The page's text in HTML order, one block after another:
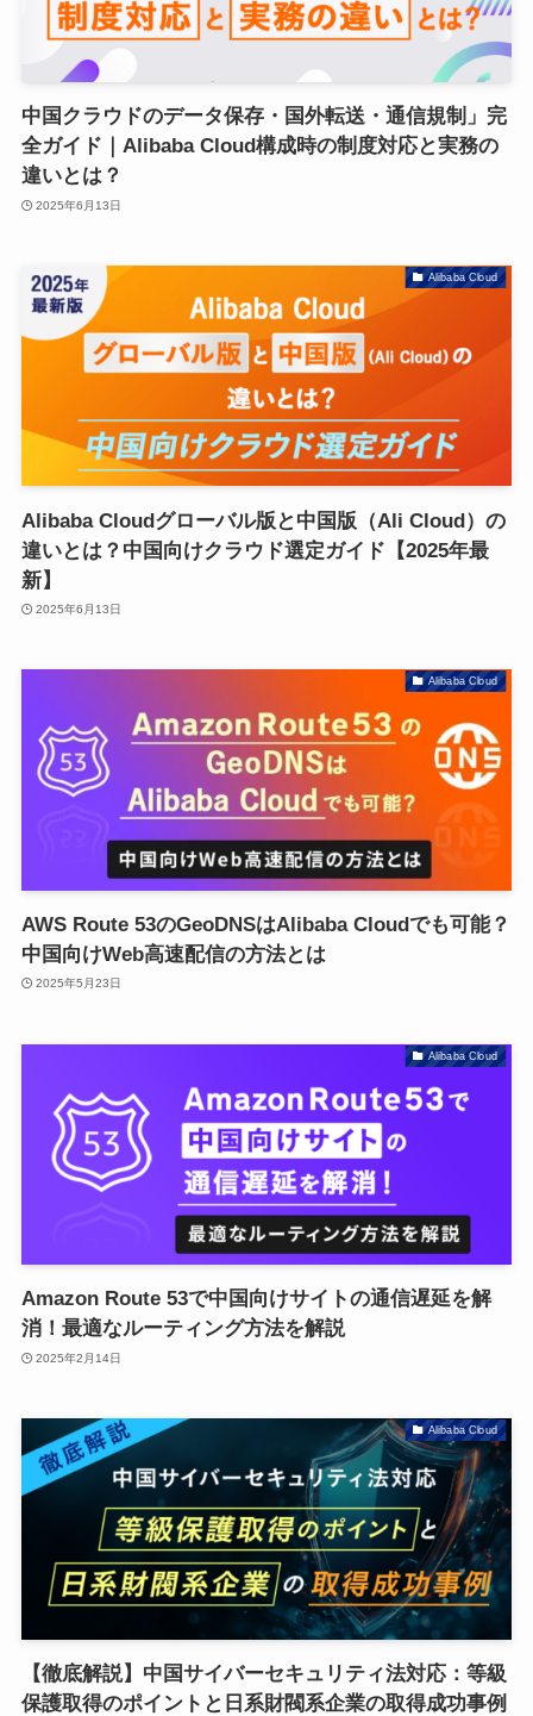
中国クラウドのデータ保存・国外転送・通信規制」完
全ガイド｜Alibaba Cloud構成時の制度対応と実務の
違いとは？
2025年6月13日
Alibaba Cloud
Alibaba Cloudグローバル版と中国版（Ali Cloud）の
違いとは？中国向けクラウド選定ガイド【2025年最
新】
2025年6月13日
Alibaba Cloud
AWS Route 53のGeoDNSはAlibaba Cloudでも可能？
中国向けWeb高速配信の方法とは
2025年5月23日
Alibaba Cloud
Amazon Route 53で中国向けサイトの通信遅延を解
消！最適なルーティング方法を解説
2025年2月14日
Alibaba Cloud
【徹底解説】中国サイバーセキュリティ法対応：等級
保護取得のポイントと日系財閥系企業の取得成功事例